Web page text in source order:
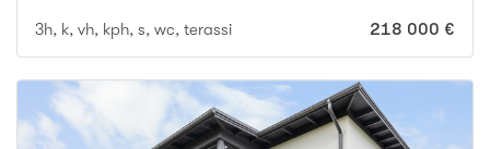
3h, k, vh, kph, s, wc, terassi 218 000 €